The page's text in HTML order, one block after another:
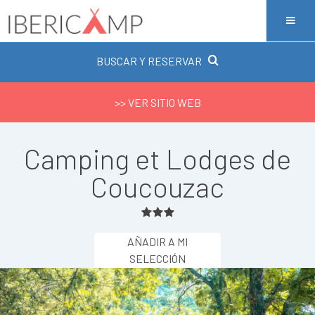
BUSCAR Y RESERVAR
>> VER SITIO WEB
Camping et Lodges de
Coucouzac
AÑADIR A MI
SELECCIÓN